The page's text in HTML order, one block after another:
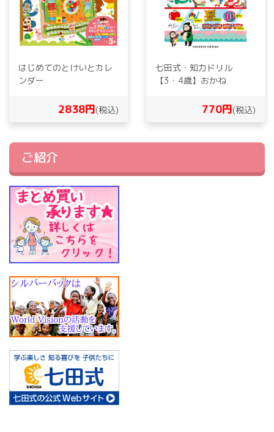
はじめてのとけいとカレ
ンダー
2838円(税込)
七田式・知力ドリル
【3・4歳】おかね
770円(税込)
ご紹介